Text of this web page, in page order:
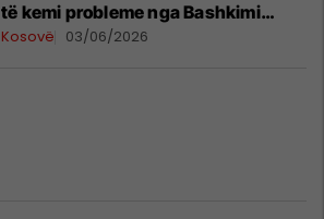
të kemi probleme nga Bashkimi
Evropian
Kosovë 03/06/2026